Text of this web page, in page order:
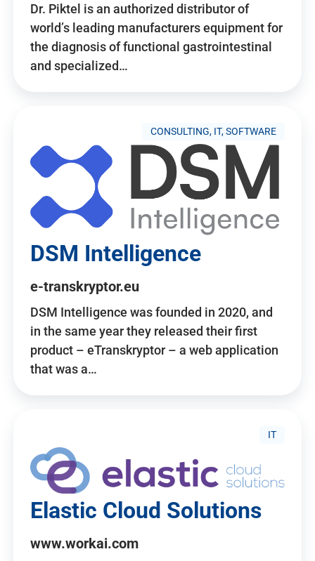
Dr. Piktel is an authorized distributor of
world’s leading manufacturers equipment for
the diagnosis of functional gastrointestinal
and specialized…
CONSULTING, IT, SOFTWARE
DSM Intelligence
e-transkryptor.eu
DSM Intelligence was founded in 2020, and
in the same year they released their first
product – eTranskryptor – a web application
that was a…
IT
Elastic Cloud Solutions
www.workai.com